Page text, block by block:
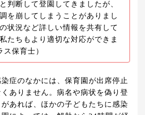
判断して登園してきましたが、
を崩してしまうことがありまし
状況など詳しい情報を共有して
たちもより適切な対応ができま
保育士）
症のなかには、保育園が出席停止
ありません。病名や病状を偽り登
あれば、ほかの子どもたちに感染